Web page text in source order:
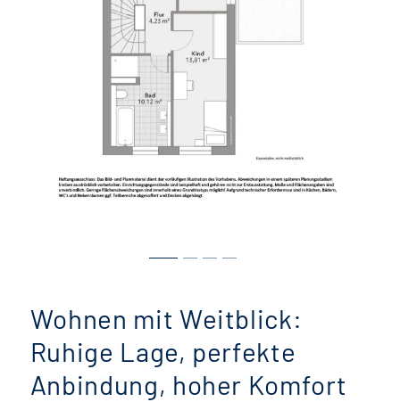
Wohnen mit Weitblick:
Ruhige Lage, perfekte
Anbindung, hoher Komfort